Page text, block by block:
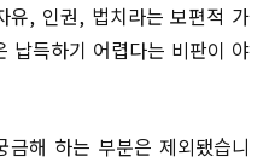
유, 인권, 법치라는 보편적 가
납득하기 어렵다는 비판이 야
해 하는 부분은 제외됐습니